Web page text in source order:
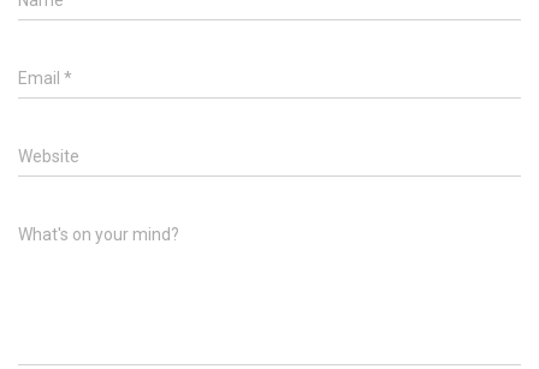
Email *
Website
What's on your mind?